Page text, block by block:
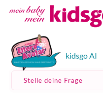
kidsgo AI
Stelle deine Frage